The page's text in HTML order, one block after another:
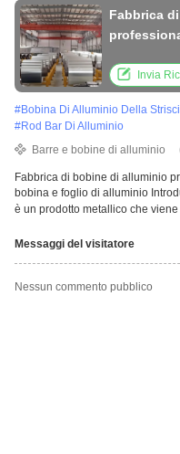
Fabbrica
Invia
#Bobina Di Alluminio Della
#Rod Bar Di Alluminio
Barre e bobine di alluminio
Fabbrica di bobine di alluminio
bobina e foglio di alluminio
è un prodotto metallico che
Messaggi del visitatore
Nessun commento pubblico